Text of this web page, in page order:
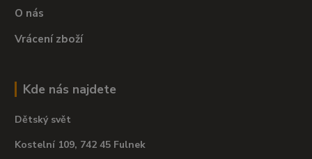
O nás
Vrácení zboží
Kde nás najdete
Dětský svět
Kostelní 109, 742 45 Fulnek